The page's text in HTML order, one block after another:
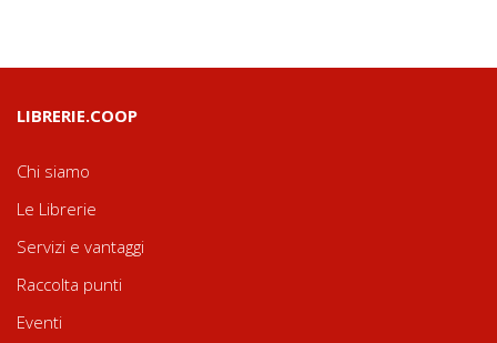
LIBRERIE.COOP
Chi siamo
Le Librerie
Servizi e vantaggi
Raccolta punti
Eventi